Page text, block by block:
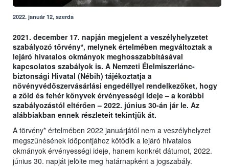
2022. január 12, szerda
2021. december 17. napján megjelent a veszélyhelyzetet
szabályozó törvény*, melynek értelmében megváltoztak a
lejáró hivatalos okmányok meghosszabbításával
kapcsolatos szabályok is. A Nemzeti Élelmiszerlánc-
biztonsági Hivatal (Nébih) tájékoztatja a
növényvédőszervásárlási engedéllyel rendelkezőket, hogy
a zöld és fehér könyvek érvényességi ideje – a korábbi
szabályozástól eltérően – 2022. június 30-án jár le. Az
alábbiakban ennek részleteit tekintjük át.
A törvény* értelmében 2022 januárjától nem a veszélyhelyzet
megszűnésének időpontjához kötődik a lejáró hivatalos
okmányok érvényességi ideje, hanem konkrét dátumot, 2022.
június 30. napját jelölte meg határnapként a jogszabály.